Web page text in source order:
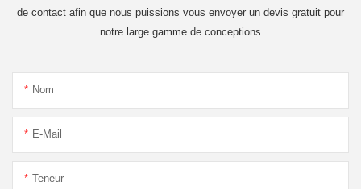
de contact afin que nous puissions vous envoyer un devis gratuit pour
notre large gamme de conceptions
Nom
E-Mail
Teneur